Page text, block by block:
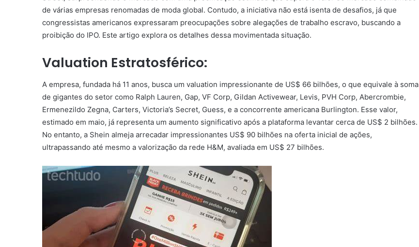
de várias empresas renomadas de moda global. Contudo, a iniciativa não está isenta de desafios, já que
congressistas americanos expressaram preocupações sobre alegações de trabalho escravo, buscando a
proibição do IPO. Este artigo explora os detalhes dessa movimentada situação.
Valuation Estratosférico:
A empresa, fundada há 11 anos, busca um valuation impressionante de US$ 66 bilhões, o que equivale à soma
de gigantes do setor como Ralph Lauren, Gap, VF Corp, Gildan Activewear, Levis, PVH Corp, Abercrombie,
Ermenezildo Zegna, Carters, Victoria’s Secret, Guess, e a concorrente americana Burlington. Esse valor,
estimado em maio, já representa um aumento significativo após a plataforma levantar cerca de US$ 2 bilhões.
No entanto, a Shein almeja arrecadar impressionantes US$ 90 bilhões na oferta inicial de ações,
ultrapassando até mesmo a valorização da rede H&M, avaliada em US$ 27 bilhões.